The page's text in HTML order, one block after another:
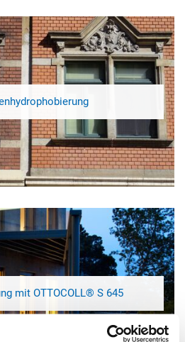
mit OTTOCOLL® S 645